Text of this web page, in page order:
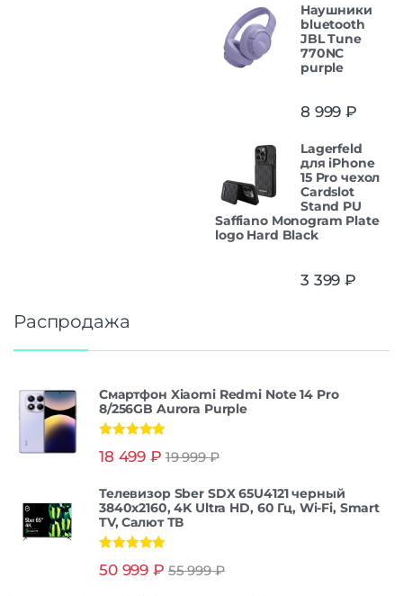
Наушники
bluetooth
JBL Tune
770NC
purple
8 999 ₽
Lagerfeld
для iPhone
15 Pro чехол
Cardslot
Stand PU
Saffiano Monogram Plate
logo Hard Black
3 399 ₽
Распродажа
Смартфон Xiaomi Redmi Note 14 Pro
8/256GB Aurora Purple
из 5
18 499 ₽ 19 999₽
Телевизор Sber SDX 65U4121 черный
3840x2160, 4K Ultra HD, 60 Гц, Wi-Fi, Smart
TV, Салют ТВ
из 5
50 999 ₽ 55 999₽